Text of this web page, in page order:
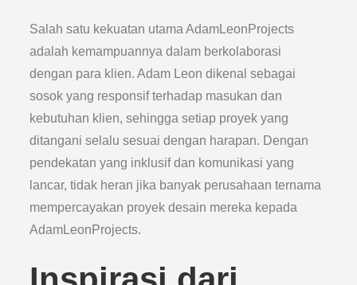
Salah satu kekuatan utama AdamLeonProjects
adalah kemampuannya dalam berkolaborasi
dengan para klien. Adam Leon dikenal sebagai
sosok yang responsif terhadap masukan dan
kebutuhan klien, sehingga setiap proyek yang
ditangani selalu sesuai dengan harapan. Dengan
pendekatan yang inklusif dan komunikasi yang
lancar, tidak heran jika banyak perusahaan ternama
mempercayakan proyek desain mereka kepada
AdamLeonProjects.